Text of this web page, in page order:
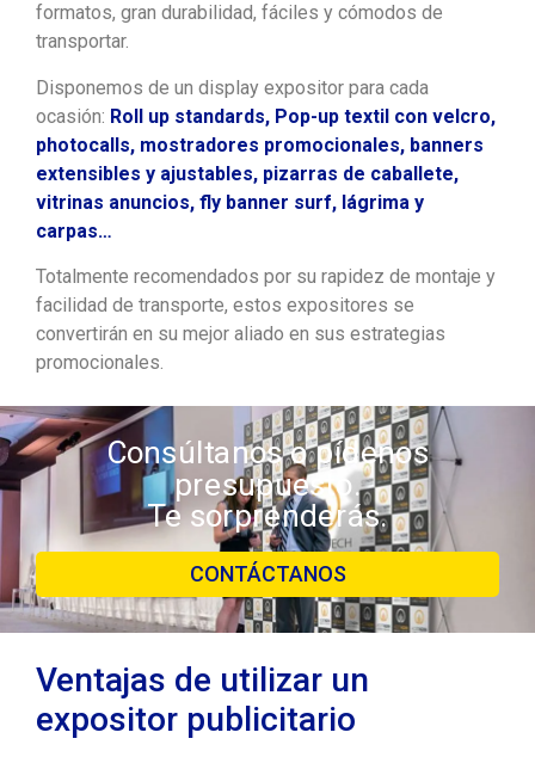
formatos, gran durabilidad, fáciles y cómodos de
transportar.
Disponemos de un display expositor para cada
ocasión: Roll up standards, Pop-up textil con velcro,
photocalls, mostradores promocionales, banners
extensibles y ajustables, pizarras de caballete,
vitrinas anuncios, fly banner surf, lágrima y
carpas…
Totalmente recomendados por su rapidez de montaje y
facilidad de transporte, estos expositores se
convertirán en su mejor aliado en sus estrategias
promocionales.
Consúltanos o pídenos
presupuesto.
Te sorprenderás.
CONTÁCTANOS
Ventajas de utilizar un
expositor publicitario